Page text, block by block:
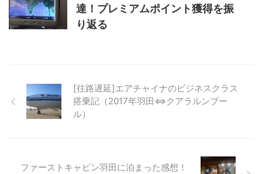
達！プレミアムポイント獲得を振
り返る
[往路遅延]エアチャイナのビジネスクラス
搭乗記（2017年羽田⇔クアラルンプー
ル）
ファーストキャビン羽田に泊まった感想！